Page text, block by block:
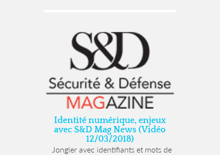
Identité numérique, enjeux
avec S&D Mag News (Vidéo
12/03/2018)
Jongler avec identifiants et mots de